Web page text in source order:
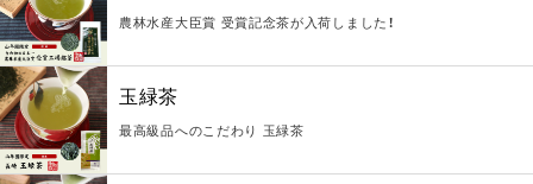
農林水産大臣賞 受賞記念茶が入荷しました！
玉緑茶
最高級品へのこだわり 玉緑茶